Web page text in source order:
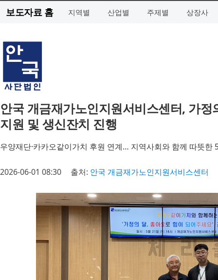
보도자료 홈 지역별 산업별 주제별 상장사
안국 개금재가노인지원서비스센터, 가
지원 및 생신잔치 진행
우양재단·카카오같이가치 후원 연계… 지역사회와 함께 따뜻한
2026-06-01 08:30 출처: 안국 개금재가노인지원서비스센터